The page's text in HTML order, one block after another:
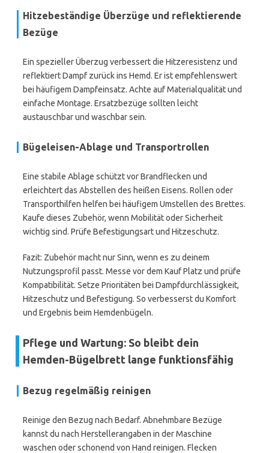
Hitzebeständige Überzüge und reflektierende
Bezüge
Ein spezieller Überzug verbessert die Hitzeresistenz und
reflektiert Dampf zurück ins Hemd. Er ist empfehlenswert
bei häufigem Dampfeinsatz. Achte auf Materialqualität und
einfache Montage. Ersatzbezüge sollten leicht
austauschbar und waschbar sein.
Bügeleisen-Ablage und Transportrollen
Eine stabile Ablage schützt vor Brandflecken und
erleichtert das Abstellen des heißen Eisens. Rollen oder
Transporthilfen helfen bei häufigem Umstellen des Brettes.
Kaufe dieses Zubehör, wenn Mobilität oder Sicherheit
wichtig sind. Prüfe Befestigungsart und Hitzeschutz.
Fazit: Zubehör macht nur Sinn, wenn es zu deinem
Nutzungsprofil passt. Messe vor dem Kauf Platz und prüfe
Kompatibilität. Setze Prioritäten bei Dampfdurchlässigkeit,
Hitzeschutz und Befestigung. So verbesserst du Komfort
und Ergebnis beim Hemdenbügeln.
Pflege und Wartung: So bleibt dein
Hemden-Bügelbrett lange funktionsfähig
Bezug regelmäßig reinigen
Reinige den Bezug nach Bedarf. Abnehmbare Bezüge
kannst du nach Herstellerangaben in der Maschine
waschen oder schonend von Hand reinigen. Flecken